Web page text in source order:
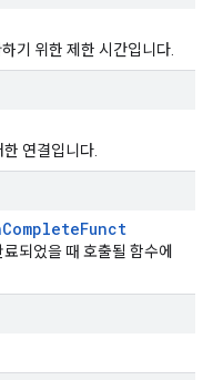
기 위한 제한 시간입니다.
연결입니다.
되었을 때 호출될 함수에